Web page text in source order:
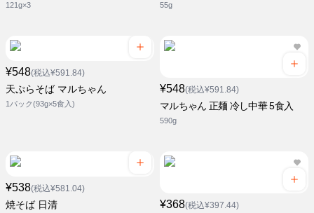
121g×3 55g
¥548(税込¥591.84)
天ぷらそば マルちゃん
1パック(93g×5食入)
¥548(税込¥591.84)
マルちゃん 正麺 冷し中華 5食入
590g
¥538(税込¥581.04)
焼そば 日清 ¥368(税込¥397.44)